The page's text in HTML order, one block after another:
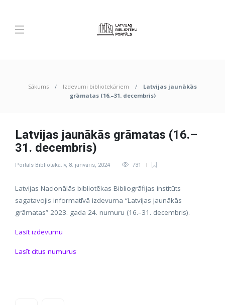
Sākums Izdevumi bibliotekāriem
Latvijas jaunākās
grāmatas (16.–31. decembris)
Latvijas jaunākās grāmatas (16.–
31. decembris)
Portāls Bibliotēka.lv, 8. janvāris, 2024 731
Latvijas Nacionālās bibliotēkas Bibliogrāfijas institūts
sagatavojis informatīvā izdevuma “Latvijas jaunākās
grāmatas” 2023. gada 24. numuru (16.–31. decembris).
Lasīt izdevumu
Lasīt citus numurus